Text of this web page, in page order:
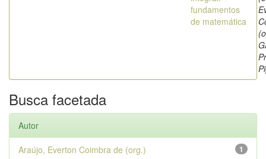
fundamentos
de matemática
Busca facetada
Autor
1
Araújo, Everton Coimbra de (org.)